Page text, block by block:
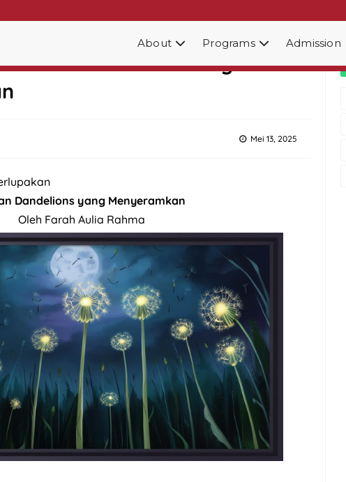
About Programs Admission
Hutan Dandelions Yang
Mei 13, 2025
Dandelions yang Menyeramkan
Oleh Farah Aulia Rahma